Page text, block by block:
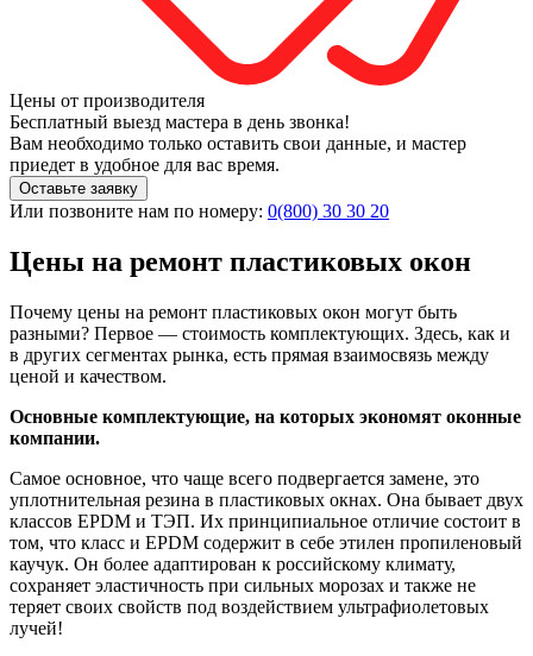
Цены от производителя
Бесплатный выезд мастера в день звонка!
Вам необходимо только оставить свои данные, и мастер
приедет в удобное для вас время.
Оставьте заявку
Или позвоните нам по номеру: 0(800) 30 30 20
Цены на ремонт пластиковых окон
Почему цены на ремонт пластиковых окон могут быть
разными? Первое — стоимость комплектующих. Здесь, как и
в других сегментах рынка, есть прямая взаимосвязь между
ценой и качеством.
Основные комплектующие, на которых экономят оконные
компании.
Самое основное, что чаще всего подвергается замене, это
уплотнительная резина в пластиковых окнах. Она бывает двух
классов EPDM и ТЭП. Их принципиальное отличие состоит в
том, что класс и EPDM содержит в себе этилен пропиленовый
каучук. Он более адаптирован к российскому климату,
сохраняет эластичность при сильных морозах и также не
теряет своих свойств под воздействием ультрафиолетовых
лучей!